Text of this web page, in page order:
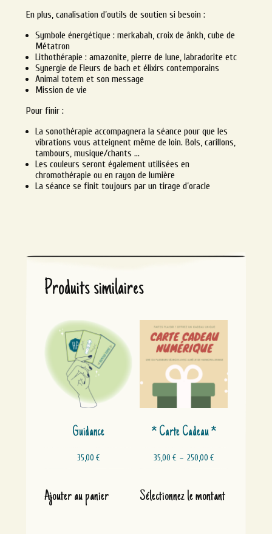
En plus, canalisation d’outils de soutien si besoin :
Symbole énergétique : merkabah, croix de ânkh, cube de
Métatron
Lithothérapie : amazonite, pierre de lune, labradorite etc
Synergie de Fleurs de bach et élixirs contemporains
Animal totem et son message
Mission de vie
Pour finir :
La sonothérapie accompagnera la séance pour que les
vibrations vous atteignent même de loin. Bols, carillons,
tambours, musique/chants …
Les couleurs seront également utilisées en
chromothérapie ou en rayon de lumière
La séance se finit toujours par un tirage d’oracle
Produits similaires
Guidance
35,00 €
Ajouter au panier
* Carte Cadeau *
35,00€ – 250,00€Plage
à
Sélectionnez le montant